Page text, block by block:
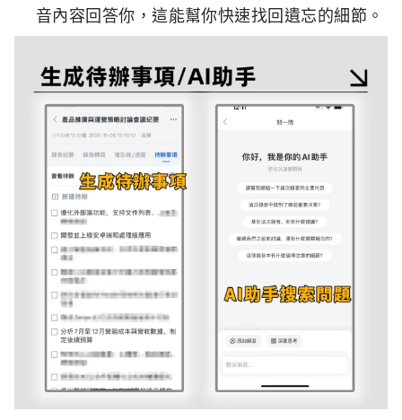
音內容回答你，這能幫你快速找回遺忘的細節。